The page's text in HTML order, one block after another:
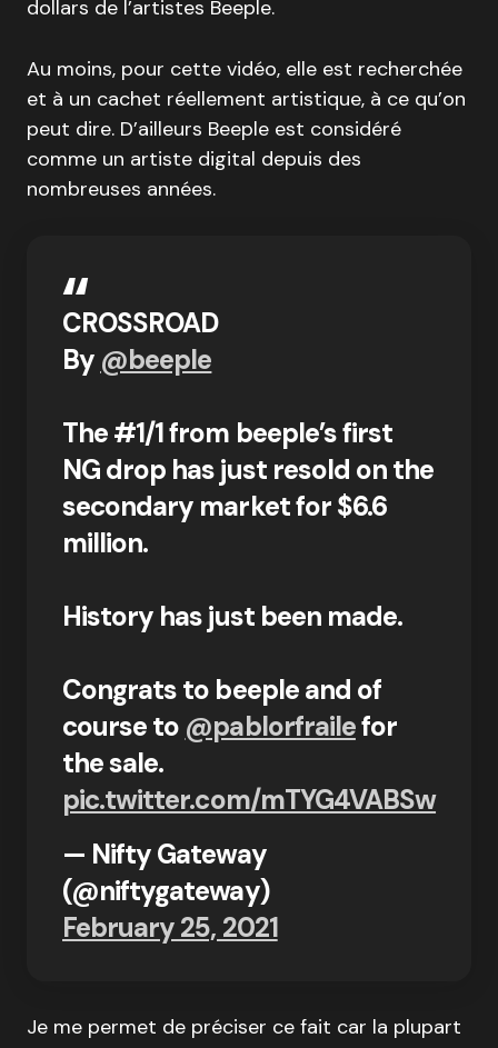
dollars de l’artistes Beeple.
Au moins, pour cette vidéo, elle est recherchée
et à un cachet réellement artistique, à ce qu’on
peut dire. D’ailleurs Beeple est considéré
comme un artiste digital depuis des
nombreuses années.
CROSSROAD
By @beeple
The #1/1 from beeple’s first
NG drop has just resold on the
secondary market for $6.6
million.
History has just been made.
Congrats to beeple and of
course to @pablorfrailefor
the sale.
pic.twitter.com/mTYG4VABSw
— Nifty Gateway
(@niftygateway)
February 25, 2021
Je me permet de préciser ce fait car la plupart